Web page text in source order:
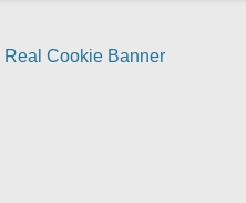
Cookie Banner